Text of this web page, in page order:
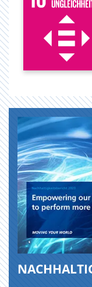
26
Projekte
(9,32% der